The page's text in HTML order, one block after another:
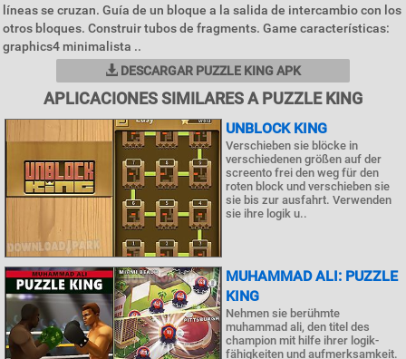
líneas se cruzan. Guía de un bloque a la salida de intercambio con los
otros bloques. Construir tubos de fragments. Game características:
graphics4 minimalista ..
DESCARGAR PUZZLE KING APK
APLICACIONES SIMILARES A PUZZLE KING
UNBLOCK KING
Verschieben sie blöcke in
verschiedenen größen auf der
screento frei den weg für den
roten block und verschieben sie
sie bis zur ausfahrt. Verwenden
sie ihre logik u..
MUHAMMAD ALI: PUZZLE
KING
Nehmen sie berühmte
muhammad ali, den titel des
champion mit hilfe ihrer logik-
fähigkeiten und aufmerksamkeit.